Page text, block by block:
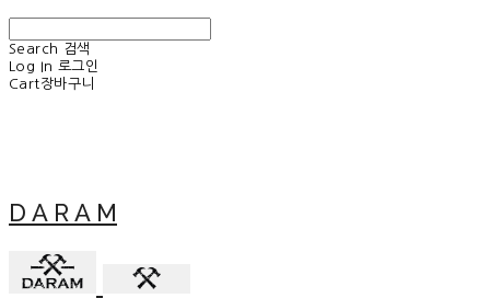
Search
검색
Log In 로그인
Cart장바구니
D A R A M